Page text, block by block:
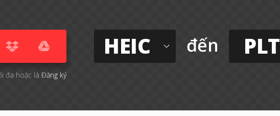
đa hoặc là Đăng ký
HEIC đến PLT